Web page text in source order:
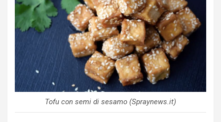
Tofu con semi di sesamo (Spraynews.it)